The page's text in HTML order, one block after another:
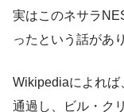
実はこのネサラ
ったという話があ
Wikipediaによれば
通過し、ビル・ク